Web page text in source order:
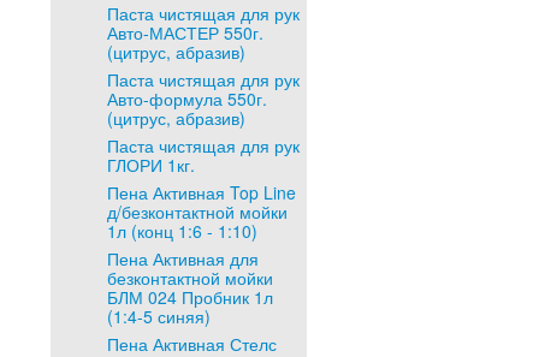
Паста чистящая для рук
Авто-МАСТЕР 550г.
(цитрус, абразив)
Паста чистящая для рук
Авто-формула 550г.
(цитрус, абразив)
Паста чистящая для рук
ГЛОРИ 1кг.
Пена Активная Top Line
д/безконтактной мойки
1л (конц 1:6 - 1:10)
Пена Активная для
безконтактной мойки
БЛМ 024 Пробник 1л
(1:4-5 синяя)
Пена Активная Стелс